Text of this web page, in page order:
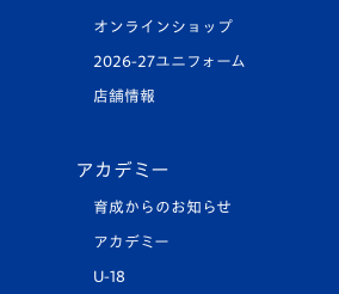
オンラインショップ
2026-27ユニフォーム
店舗情報
アカデミー
育成からのお知らせ
アカデミー
U-18